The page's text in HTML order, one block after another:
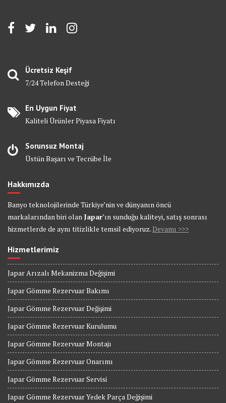
Ücretsiz Keşif
7/24 Telefon Desteği
En Uygun Fiyat
Kaliteli Ürünler Piyasa Fiyatı
Sorunsuz Montaj
Üstün Başarı ve Tecrübe İle
Hakkımızda
Banyo teknolojilerinde Türkiye’nin ve dünyanın öncü
markalarından biri olan Japar’ın sunduğu kaliteyi, satış sonrası
hizmetlerde de aynı titizlikle temsil ediyoruz.Devamı >>>
Hizmetlerimiz
Japar Arızalı Mekanizma Değişimi
Japar Gömme Rezervuar Bakımı
Japar Gömme Rezervuar Değişimi
Japar Gömme Rezervuar Kurulumu
Japar Gömme Rezervuar Montajı
Japar Gömme Rezervuar Onarımı
Japar Gömme Rezervuar Servisi
Japar Gömme Rezervuar Yedek Parça Değişimi